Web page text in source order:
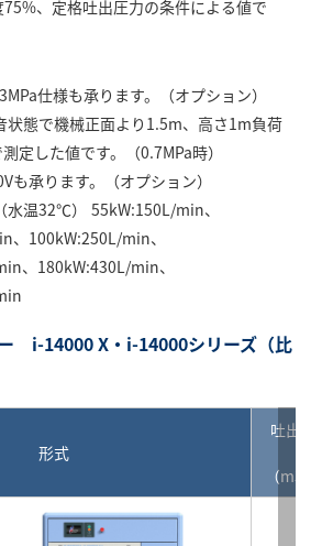
、定格吐出圧力の条件による値で
仕様も承ります。（オプション）
状態で機械正面より1.5m、高さ1m負荷
定した値です。（0.7MPa時）
も承ります。（オプション）
水温32℃） 55kW:150L/min、
、100kW:250L/min、
、180kW:430L/min、
i-14000 X・i-14000シリーズ（比
形式
吐出し
（m3/